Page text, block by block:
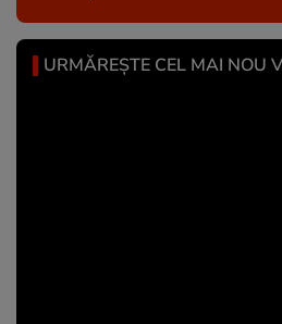
URMĂREȘTE CEL MAI NOU